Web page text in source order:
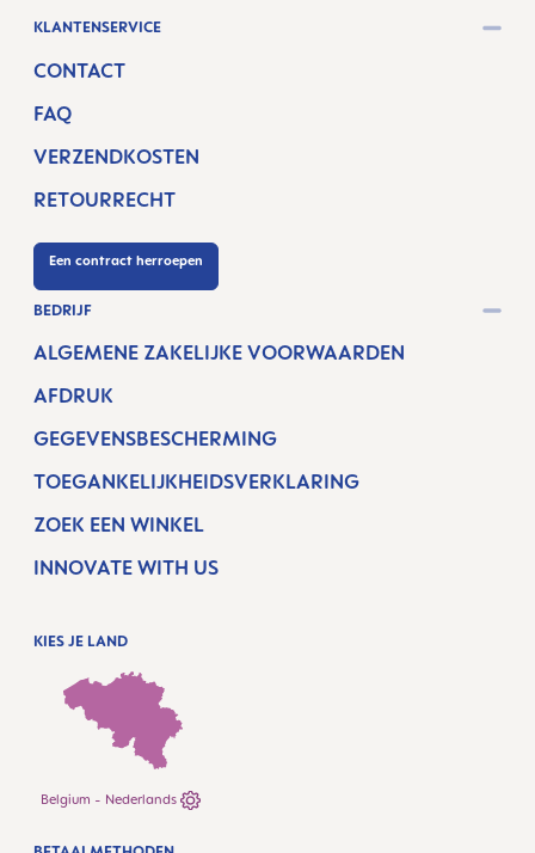
KLANTENSERVICE
CONTACT
FAQ
VERZENDKOSTEN
RETOURRECHT
Een contract herroepen
BEDRIJF
ALGEMENE ZAKELIJKE VOORWAARDEN
AFDRUK
GEGEVENSBESCHERMING
TOEGANKELIJKHEIDSVERKLARING
ZOEK EEN WINKEL
INNOVATE WITH US
KIES JE LAND
Belgium - Nederlands